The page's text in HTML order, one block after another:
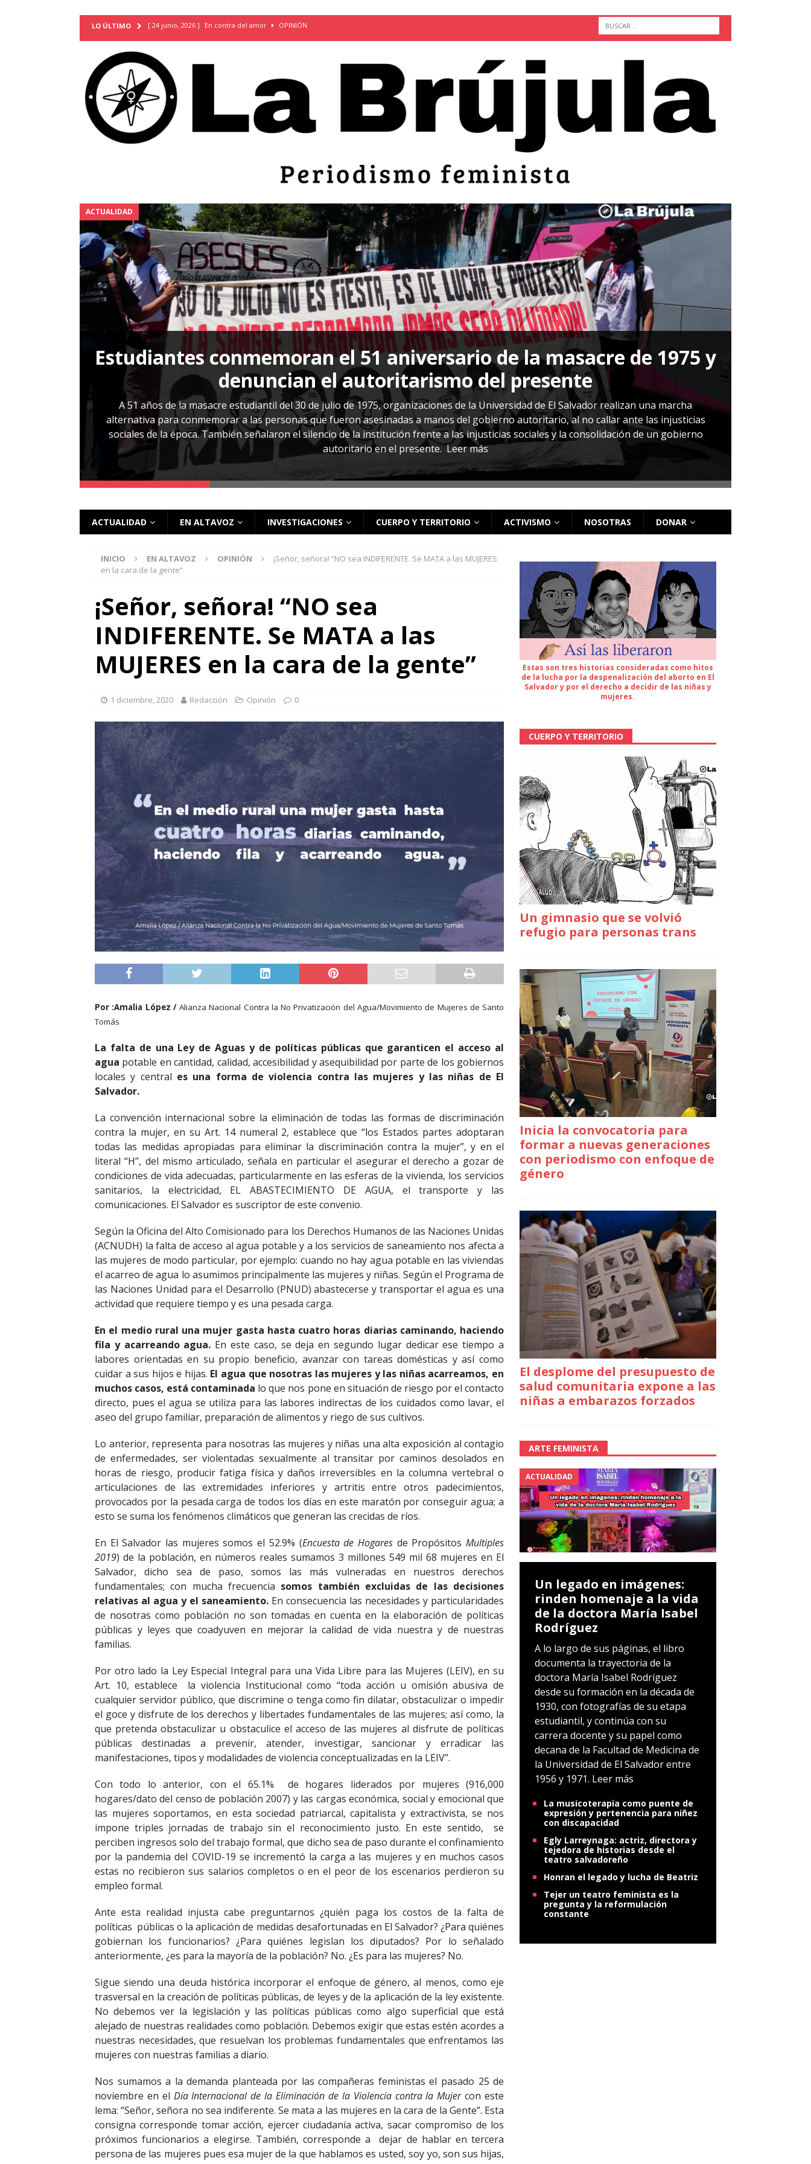
LO ÚLTIMO [ 24 junio, 2026 ] En contra del amor OPINIÓN
TERRITORIO
[ 21 febrero, 2026 ] Cuando la prevención de embarazos en niñas y adolescentes desaparece del territorio
INVESTIGACIONES
[ 31 julio, 2026 ] Estudiantes conmemoran el 51 aniversario de la masacre de 1975 y denuncian el
Piden mantener la libertad provisional de Sandra Leticia Hernández: víctima del régimen de
[ 28 julio, 2026 ] ARENA y FMLN apuestan por mujeres en sus fórmulas presidenciales para 2027
ACTUALIDAD
[ 24 julio, 2026 ] A María Hildaura le falló el Estado OPINIÓN
[ 28 julio, 2026 ] Más allá de los casos: cómo entender el VIH en El Salvador ACTUALIDAD
ACTUALIDAD
Estudiantes conmemoran el 51 aniversario de la masacre de 1975 y
denuncian el autoritarismo del presente
A 51 años de la masacre estudiantil del 30 de julio de 1975, organizaciones de la Universidad de El Salvador realizan una marcha
alternativa para conmemorar a las personas que fueron asesinadas a manos del gobierno autoritario, al no callar ante las injusticias
sociales de la época. También señalaron el silencio de la institución frente a las injusticias sociales y la consolidación de un gobierno
autoritario en el presente.Leer más
ACTUALIDAD EN ALTAVOZ INVESTIGACIONES CUERPO Y TERRITORIO ACTIVISMO NOSOTRAS DONAR
INICIO EN ALTAVOZ OPINIÓN
¡Señor, señora! “NO sea INDIFERENTE. Se MATA a las MUJERES
en la cara de la gente”
¡Señor, señora! “NO sea
INDIFERENTE. Se MATA a las
MUJERES en la cara de la gente”
1 diciembre, 2020 Redacción Opinión 0
Por :Amalia López /Alianza Nacional Contra la No Privatización del Agua/Movimiento de Mujeres de Santo
Tomás
La falta de una Ley de Aguas y de políticas públicas que garanticen el acceso al
agua potable en cantidad, calidad, accesibilidad y asequibilidad por parte de los gobiernos
locales y central es una forma de violencia contra las mujeres y las niñas de El
Salvador.
La convención internacional sobre la eliminación de todas las formas de discriminación
contra la mujer, en su Art. 14 numeral 2, establece que “los Estados partes adoptaran
todas las medidas apropiadas para eliminar la discriminación contra la mujer”, y en el
literal “H”, del mismo articulado, señala en particular el asegurar el derecho a gozar de
condiciones de vida adecuadas, particularmente en las esferas de la vivienda, los servicios
sanitarios, la electricidad, EL ABASTECIMIENTO DE AGUA, el transporte y las
comunicaciones. El Salvador es suscriptor de este convenio.
Según la Oficina del Alto Comisionado para los Derechos Humanos de las Naciones Unidas
(ACNUDH) la falta de acceso al agua potable y a los servicios de saneamiento nos afecta a
las mujeres de modo particular, por ejemplo: cuando no hay agua potable en las viviendas
el acarreo de agua lo asumimos principalmente las mujeres y niñas. Según el Programa de
las Naciones Unidad para el Desarrollo (PNUD) abastecerse y transportar el agua es una
actividad que requiere tiempo y es una pesada carga.
En el medio rural una mujer gasta hasta cuatro horas diarias caminando, haciendo
fila y acarreando agua. En este caso, se deja en segundo lugar dedicar ese tiempo a
labores orientadas en su propio beneficio, avanzar con tareas domésticas y así como
cuidar a sus hijos e hijas. El agua que nosotras las mujeres y las niñas acarreamos, en
muchos casos, está contaminada lo que nos pone en situación de riesgo por el contacto
directo, pues el agua se utiliza para las labores indirectas de los cuidados como lavar, el
aseo del grupo familiar, preparación de alimentos y riego de sus cultivos.
Lo anterior, representa para nosotras las mujeres y niñas una alta exposición al contagio
de enfermedades, ser violentadas sexualmente al transitar por caminos desolados en
horas de riesgo, producir fatiga física y daños irreversibles en la columna vertebral o
articulaciones de las extremidades inferiores y artritis entre otros padecimientos,
provocados por la pesada carga de todos los días en este maratón por conseguir agua; a
esto se suma los fenómenos climáticos que generan las crecidas de ríos.
En El Salvador las mujeres somos el 52.9% (Encuesta de Hogaresde PropósitosMultiples
2019) de la población, en números reales sumamos 3 millones 549 mil 68 mujeres en El
Salvador, dicho sea de paso, somos las más vulneradas en nuestros derechos
fundamentales; con mucha frecuencia somos también excluidas de las decisiones
relativas al agua y el saneamiento. En consecuencia las necesidades y particularidades
de nosotras como población no son tomadas en cuenta en la elaboración de políticas
públicas y leyes que coadyuven en mejorar la calidad de vida nuestra y de nuestras
familias.
Por otro lado la Ley Especial Integral para una Vida Libre para las Mujeres (LEIV), en su
Art. 10, establece
la violencia Institucional como “toda acción u omisión abusiva de
cualquier servidor público, que discrimine o tenga como fin dilatar, obstaculizar o impedir
el goce y disfrute de los derechos y libertades fundamentales de las mujeres; así como, la
que pretenda obstaculizar u obstaculice el acceso de las mujeres al disfrute de políticas
públicas destinadas a prevenir, atender, investigar, sancionar y erradicar las
manifestaciones, tipos y modalidades de violencia conceptualizadas en la LEIV”.
Con todo lo anterior, con el 65.1%
de hogares liderados por mujeres (916,000
hogares/dato del censo de población 2007) y las cargas económica, social y emocional que
las mujeres soportamos, en esta sociedad patriarcal, capitalista y extractivista, se nos
impone triples jornadas de trabajo sin el reconocimiento justo. En este sentido, se
perciben ingresos solo del trabajo formal, que dicho sea de paso durante el confinamiento
por la pandemia del COVID-19 se incrementó la carga a las mujeres y en muchos casos
estas no recibieron sus salarios completos o en el peor de los escenarios perdieron su
empleo formal.
Ante esta realidad injusta cabe preguntarnos ¿quién paga los costos de la falta de
políticas públicas o la aplicación de medidas desafortunadas en El Salvador? ¿Para quiénes
gobiernan los funcionarios? ¿Para quiénes legislan los diputados? Por lo señalado
anteriormente, ¿es para la mayoría de la población? No. ¿Es para las mujeres? No.
Sigue siendo una deuda histórica incorporar el enfoque de género, al menos, como eje
trasversal en la creación de políticas públicas, de leyes y de la aplicación de la ley existente.
No debemos ver la legislación y las políticas públicas como algo superficial que está
alejado de nuestras realidades como población. Debemos exigir que estas estén acordes a
nuestras necesidades, que resuelvan los problemas fundamentales que enfrentamos las
mujeres con nuestras familias a diario.
Nos sumamos a la demanda planteada por las compañeras feministas el pasado 25 de
noviembre en el Día Internacional de la Eliminación de la Violencia contra la Mujercon este
lema: “Señor, señora no sea indiferente. Se mata a las mujeres en la cara de la Gente”. Esta
consigna corresponde tomar acción, ejercer ciudadanía activa, sacar compromiso de los
próximos funcionarios a elegirse. También, corresponde a dejar de hablar en tercera
persona de las mujeres pues esa mujer de la que hablamos es usted, soy yo, son sus hijas,
Estas son tres historias consideradas como hitos
de la lucha por la despenalización del aborto en El
Salvador y por el derecho a decidir de las niñas y
mujeres.
CUERPO Y TERRITORIO
Un gimnasio que se volvió
refugio para personas trans
Inicia la convocatoria para
formar a nuevas generaciones
con periodismo con enfoque de
género
El desplome del presupuesto de
salud comunitaria expone a las
niñas a embarazos forzados
ARTE FEMINISTA
ACTUALIDAD
Un legado en imágenes:
rinden homenaje a la vida
de la doctora María Isabel
Rodríguez
A lo largo de sus páginas, el libro
documenta la trayectoria de la
doctora María Isabel Rodríguez
desde su formación en la década de
1930, con fotografías de su etapa
estudiantil, y continúa con su
carrera docente y su papel como
decana de la Facultad de Medicina de
la Universidad de El Salvador entre
1956 y 1971. Leer más
La musicoterapia como puente de
expresión y pertenencia para niñez
con discapacidad
Egly Larreynaga: actriz, directora y
tejedora de historias desde el
teatro salvadoreño
Honran el legado y lucha de Beatriz
Tejer un teatro feminista es la
pregunta y la reformulación
constante